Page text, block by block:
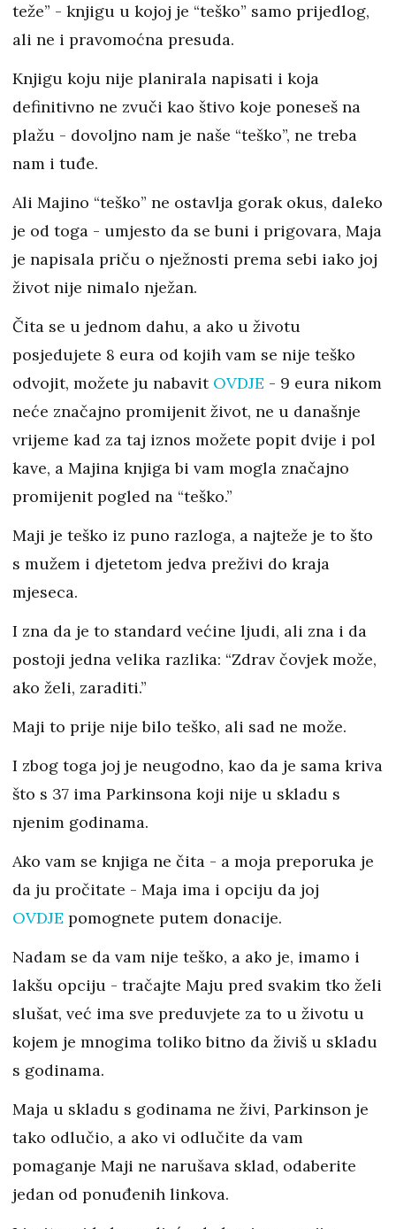
teže” - knjigu u kojoj je “teško” samo prijedlog,
ali ne i pravomoćna presuda.
Knjigu koju nije planirala napisati i koja
definitivno ne zvuči kao štivo koje poneseš na
plažu - dovoljno nam je naše “teško”, ne treba
nam i tuđe.
Ali Majino “teško” ne ostavlja gorak okus, daleko
je od toga - umjesto da se buni i prigovara, Maja
je napisala priču o nježnosti prema sebi iako joj
život nije nimalo nježan.
Čita se u jednom dahu, a ako u životu
posjedujete 8 eura od kojih vam se nije teško
odvojit, možete ju nabavit OVDJE - 9 eura nikom
neće značajno promijenit život, ne u današnje
vrijeme kad za taj iznos možete popit dvije i pol
kave, a Majina knjiga bi vam mogla značajno
promijenit pogled na “teško.”
Maji je teško iz puno razloga, a najteže je to što
s mužem i djetetom jedva preživi do kraja
mjeseca.
I zna da je to standard većine ljudi, ali zna i da
postoji jedna velika razlika: “Zdrav čovjek može,
ako želi, zaraditi.”
Maji to prije nije bilo teško, ali sad ne može.
I zbog toga joj je neugodno, kao da je sama kriva
što s 37 ima Parkinsona koji nije u skladu s
njenim godinama.
Ako vam se knjiga ne čita - a moja preporuka je
da ju pročitate - Maja ima i opciju da joj
OVDJE pomognete putem donacije.
Nadam se da vam nije teško, a ako je, imamo i
lakšu opciju - tračajte Maju pred svakim tko želi
slušat, već ima sve preduvjete za to u životu u
kojem je mnogima toliko bitno da živiš u skladu
s godinama.
Maja u skladu s godinama ne živi, Parkinson je
tako odlučio, a ako vi odlučite da vam
pomaganje Maji ne narušava sklad, odaberite
jedan od ponuđenih linkova.